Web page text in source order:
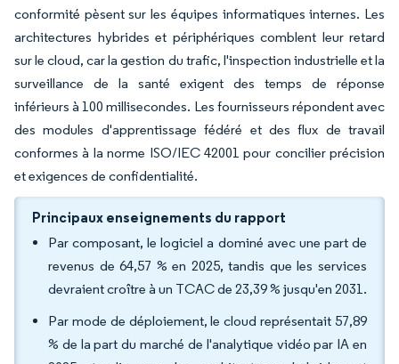
conformité pèsent sur les équipes informatiques internes. Les
architectures hybrides et périphériques comblent leur retard
sur le cloud, car la gestion du trafic, l'inspection industrielle et la
surveillance de la santé exigent des temps de réponse
inférieurs à 100 millisecondes. Les fournisseurs répondent avec
des modules d'apprentissage fédéré et des flux de travail
conformes à la norme ISO/IEC 42001 pour concilier précision
et exigences de confidentialité.
Principaux enseignements du rapport
Par composant, le logiciel a dominé avec une part de
revenus de 64,57 % en 2025, tandis que les services
devraient croître à un TCAC de 23,39 % jusqu'en 2031.
Par mode de déploiement, le cloud représentait 57,89
% de la part du marché de l'analytique vidéo par IA en